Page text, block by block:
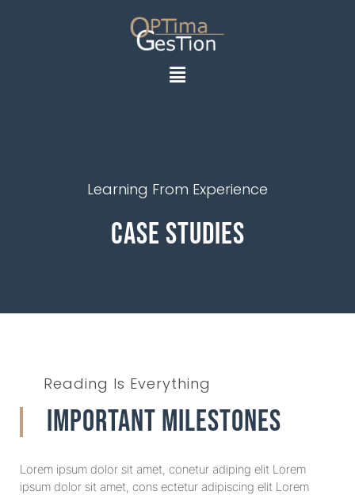
Learning From Experience
Case Studies
Reading Is Everything
Important Milestones
Lorem ipsum dolor sit amet, conetur adiping elit Lorem
ipsum dolor sit amet, cons ectetur adipiscing elit Lorem